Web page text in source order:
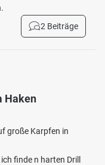
2 Beiträge
Haken
große Karpfen in
finde n harten Drill